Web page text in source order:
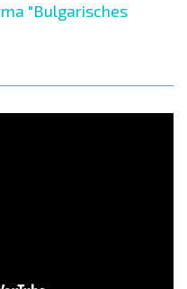
"Bulgarisches